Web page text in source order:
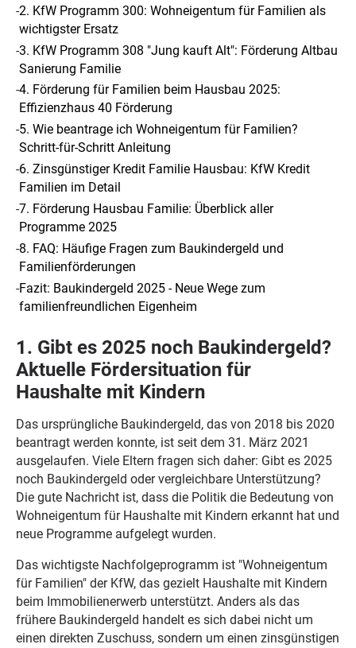
-2. KfW Programm 300: Wohneigentum für Familien als
wichtigster Ersatz
-3. KfW Programm 308 "Jung kauft Alt": Förderung Altbau
Sanierung Familie
-4. Förderung für Familien beim Hausbau 2025:
Effizienzhaus 40 Förderung
-5. Wie beantrage ich Wohneigentum für Familien?
Schritt-für-Schritt Anleitung
-6. Zinsgünstiger Kredit Familie Hausbau: KfW Kredit
Familien im Detail
-7. Förderung Hausbau Familie: Überblick aller
Programme 2025
-8. FAQ: Häufige Fragen zum Baukindergeld und
Familienförderungen
-Fazit: Baukindergeld 2025 - Neue Wege zum
familienfreundlichen Eigenheim
1. Gibt es 2025 noch Baukindergeld?
Aktuelle Fördersituation für
Haushalte mit Kindern
Das ursprüngliche Baukindergeld, das von 2018 bis 2020
beantragt werden konnte, ist seit dem 31. März 2021
ausgelaufen. Viele Eltern fragen sich daher: Gibt es 2025
noch Baukindergeld oder vergleichbare Unterstützung?
Die gute Nachricht ist, dass die Politik die Bedeutung von
Wohneigentum für Haushalte mit Kindern erkannt hat und
neue Programme aufgelegt wurden.
Das wichtigste Nachfolgeprogramm ist "Wohneigentum
für Familien" der KfW, das gezielt Haushalte mit Kindern
beim Immobilienerwerb unterstützt. Anders als das
frühere Baukindergeld handelt es sich dabei nicht um
einen direkten Zuschuss, sondern um einen zinsgünstigen